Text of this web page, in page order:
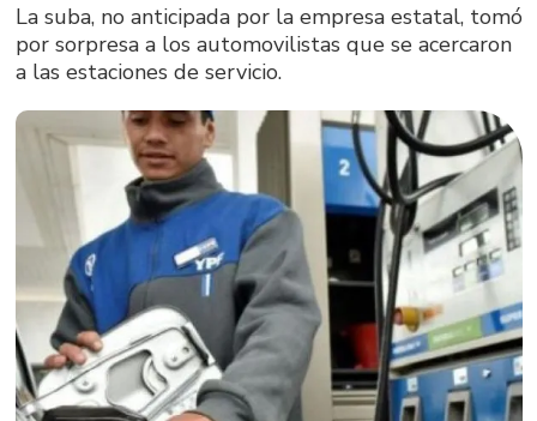
La suba, no anticipada por la empresa estatal, tomó
por sorpresa a los automovilistas que se acercaron
a las estaciones de servicio.